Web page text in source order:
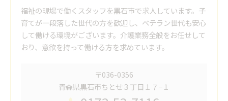
福祉の現場で働くスタッフを黒石市で求人しています。子
育てが一段落した世代の方を歓迎し、ベテラン世代も安心
して働ける環境がございます。介護業務全般をお任せして
おり、意欲を持って働ける方を求めています。
〒036-0356
青森県黒石市ちとせ３丁目１７−１